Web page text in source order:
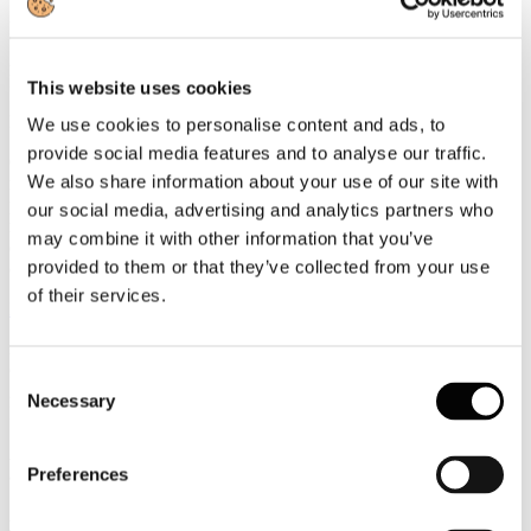
This website uses cookies
We use cookies to personalise content and ads, to
provide social media features and to analyse our traffic.
We also share information about your use of our site with
our social media, advertising and analytics partners who
may combine it with other information that you’ve
provided to them or that they’ve collected from your use
of their services.
Selection
Necessary
Preferences
Giugno
News 2026
Eumetra: le vacanze sono una priorità
Gli italiani non rinunciano alle vacanze, anche in un contesto di
rincari, e continuano a considerarle una priorità essenziale per il
proprio benessere personale secondo quanto emerge dalla nuova
ricerca realizzata da Eumetra, agenzia di ricerca e insight generation,
dedicata al nuovo significato delle vacanze estive e ai
comportamenti di consumo legati al turismo.
Leggi tutto...
2026
News 2026
Assomarinas vince per la seconda volta al Tar Lazio sull’erroneo
adeguamento Istat dei canoni demaniali 2023